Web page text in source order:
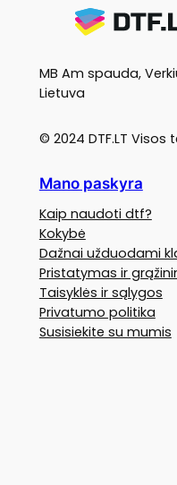
MB Am spauda,
Lietuva
© 2024 DTF.LT
Mano paskyra
Kaip naudoti dtf?
Kokybė
Dažnai užduodami
Pristatymas ir
Taisyklės ir sąlygos
Privatumo politika
Susisiekite su mumis